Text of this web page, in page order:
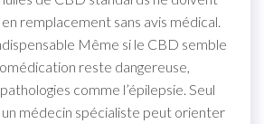
remplacement sans avis médical.
Même si le CBD semble
reste dangereuse,
comme l’épilepsie. Seul
un médecin spécialiste peut orienter